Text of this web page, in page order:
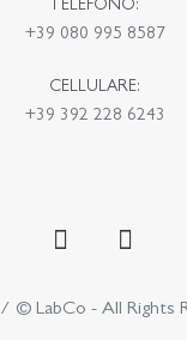
TELEFONO:
+39 080 995 8587
CELLULARE:
+39 392 228 6243
/ © LabCo - All Rights